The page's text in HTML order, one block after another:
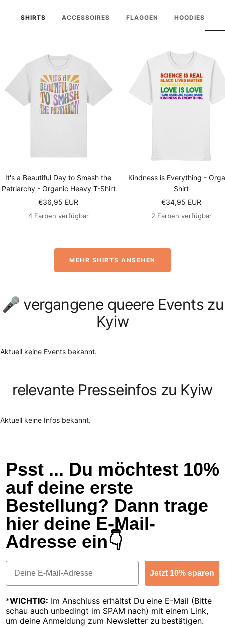
SHIRTS ACCESSOIRES FLAGGEN HOODIES
It's a Beautiful Day to Smash the
Patriarchy - Organic Heavy T-Shirt
Angebotspreis
€36,95 EUR
4 Farben verfügbar
Kindness is Everything -
Shirt
Angebotspreis
€34,95 EUR
2 Farben verfügbar
MEHR SHIRTS ANSEHEN
🎤 vergangene queere Events zu
Kyiw
Aktuell keine Events bekannt.
relevante Presseinfos zu Kyiw
Aktuell keine Infos bekannt.
Psst ... Du möchtest 10%
auf deine erste
Bestellung? Dann trage
hier deine E-Mail-
Adresse ein👇
Email
Jetzt 10% sparen
*WICHTIG: Im Anschluss erhältst Du eine E-Mail (Bitte
schau auch unbedingt im SPAM nach) mit einem Link,
um deine Anmeldung zum Newsletter zu bestätigen.